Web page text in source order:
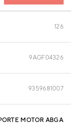
126
9AGF04326
9359681007
MOTOR